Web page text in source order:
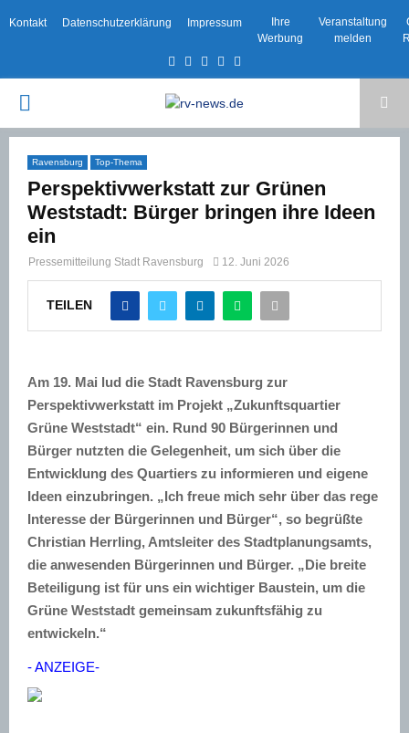
Kontakt Datenschutzerklärung Impressum
Ihre
Werbung
Veranstaltung
melden
Facebook
TwitterInstagram
Email
PRIMARY
MENU
Ravensburg Top-Thema
Perspektivwerkstatt zur Grünen
Weststadt: Bürger bringen ihre Ideen
ein
Pressemitteilung Stadt Ravensburg 12. Juni 2026
TEILEN
Am 19. Mai lud die Stadt Ravensburg zur
Perspektivwerkstatt im Projekt „Zukunftsquartier
Grüne Weststadt“ ein. Rund 90 Bürgerinnen und
Bürger nutzten die Gelegenheit, um sich über die
Entwicklung des Quartiers zu informieren und eigene
Ideen einzubringen. „Ich freue mich sehr über das rege
Interesse der Bürgerinnen und Bürger“, so begrüßte
Christian Herrling, Amtsleiter des Stadtplanungsamts,
die anwesenden Bürgerinnen und Bürger. „Die breite
Beteiligung ist für uns ein wichtiger Baustein, um die
Grüne Weststadt gemeinsam zukunftsfähig zu
entwickeln.“
- ANZEIGE-